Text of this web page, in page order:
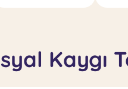
Kaygı